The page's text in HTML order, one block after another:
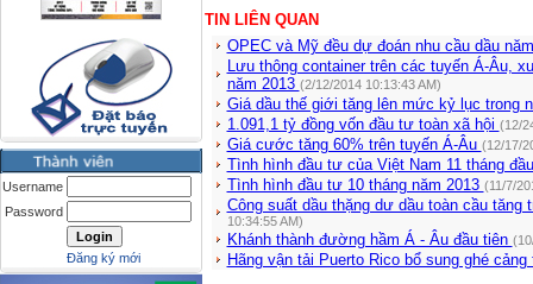
Username
Password
Đăng ký mới
TIN LIÊN QUAN
OPEC và Mỹ đều dự đoán nhu cầu dầu
Lưu thông container trên các tuyến Á-Âu,
năm 2013 (2/12/2014 10:13:43 AM)
Giá dầu thế giới tăng lên mức kỷ lục trong
1.091,1 tỷ đồng vốn đầu tư toàn xã hội (12/
Giá cước tăng 60% trên tuyến Á-Âu (12/17/
Tình hình đầu tư của Việt Nam 11 tháng
Tình hình đầu tư 10 tháng năm 2013 (11/7/
Công suất dầu thặng dư dầu toàn cầu tăng
10:34:55 AM)
Khánh thành đường hầm Á - Âu đầu tiên
Hãng vận tải Puerto Rico bổ sung ghé